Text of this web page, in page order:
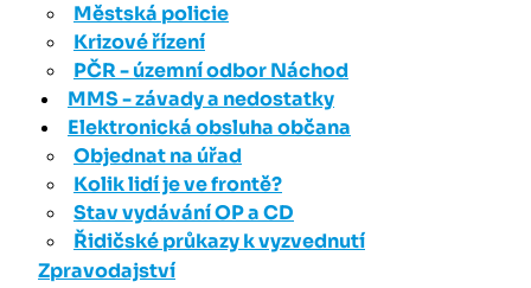
Městská policie
Krizové řízení
PČR - územní odbor Náchod
MMS - závady a nedostatky
Elektronická obsluha občana
Objednat na úřad
Kolik lidí je ve frontě?
Stav vydávání OP a CD
Řidičské průkazy k vyzvednutí
Zpravodajství